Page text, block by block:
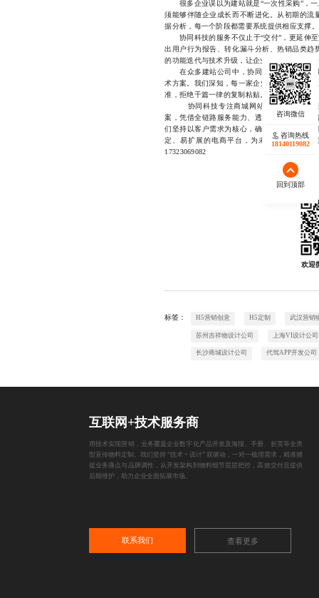
很多企业误以为建站就是“一次性采购”，一
须能够伴随企业成长而不断进化。从初期的
据分析，每一个阶段都需要系统提供相应支撑。
协同科技的服务不仅止于“交付”，更延伸至
出用户行为报告、转化漏斗分析、热销品类
的功能迭代与技术升级，让企业的数字化资产
在众多建站公司中，协同科技凭借多年深
术方案。我们深知，每一家企业都有其独特的
准，拒绝千篇一律的复制粘贴。
协同科技专注商城网站建设服务多年，
案，凭借全链路服务能力、透明化收费机制
们坚持以客户需求为核心，确保每一个项目
定、易扩展的电商平台，为未来发展奠定坚
17323069082
欢迎
标签： H5营销创意 H5定制 武汉营销
苏州吉祥物设计公司 上海VI设计公司
长沙商城设计公司 代驾APP开发公司
咨询热线
18140119082
回到顶部
互联网+技术服务商
用技术实现营销，业务覆盖企业数字化产品开发及海报、手册、折页等全类
型宣传物料定制。我们坚持 “技术 + 设计” 双驱动，一对一梳理需求，精准捕
捉业务痛点与品牌调性，从开发架构到物料细节层层把控，高效交付且提供
后期维护，助力企业全面拓展市场。
联系我们 查看更多